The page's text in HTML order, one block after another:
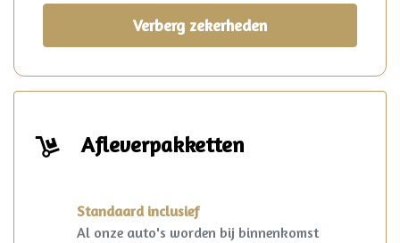
Verberg zekerheden
Afleverpakketten
Standaard inclusief
Al onze auto's worden bij binnenkomst